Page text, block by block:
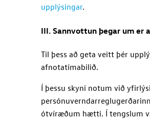
upplýsingar.
III. Sannvottun þegar um er
Til þess að geta veitt þér
afnotatímabilið.
Í þessu skyni notum við
ótvíræðum hætti. Í tengslum